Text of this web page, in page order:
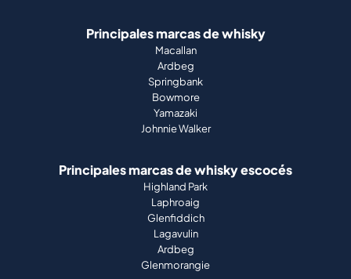
Principales marcas de whisky
Macallan
Ardbeg
Springbank
Bowmore
Yamazaki
Johnnie Walker
Principales marcas de whisky escocés
Highland Park
Laphroaig
Glenfiddich
Lagavulin
Ardbeg
Glenmorangie